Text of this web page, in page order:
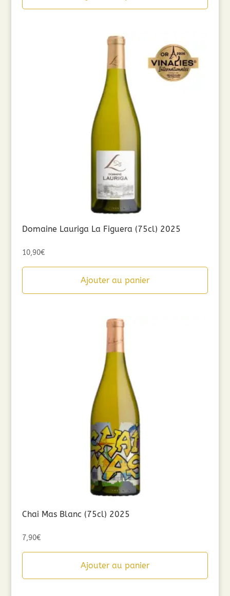
Domaine Lauriga La Figuera (75cl) 2025
10,90€
Ajouter au panier
Chai Mas Blanc (75cl) 2025
7,90€
Ajouter au panier